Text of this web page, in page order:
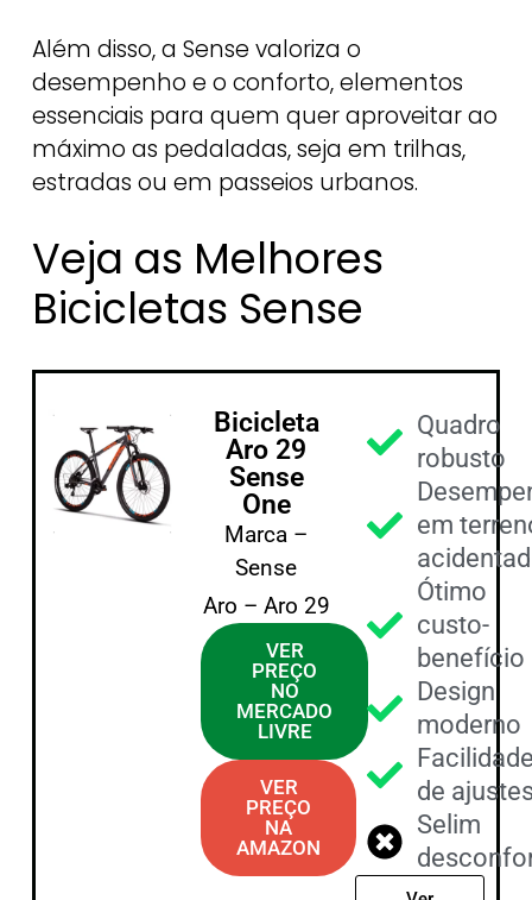
Além disso, a Sense valoriza o
desempenho e o conforto, elementos
essenciais para quem quer aproveitar ao
máximo as pedaladas, seja em trilhas,
estradas ou em passeios urbanos.
Veja as Melhores
Bicicletas Sense
Bicicleta
Aro 29
Sense
One
Marca –
Sense
Aro – Aro 29
VER
PREÇO
NO
MERCADO
LIVRE
VER
PREÇO
NA
AMAZON
Quadro
robusto
em
Ótimo
custo-
benefício
Design
moderno
de
Selim